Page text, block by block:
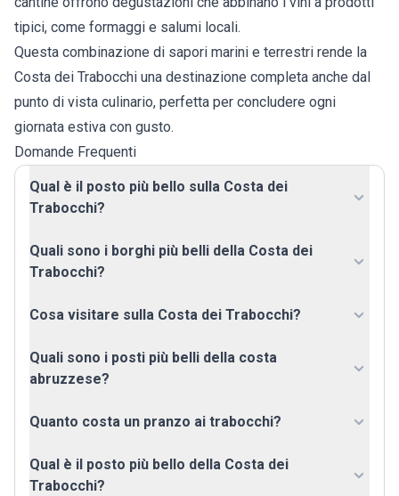
tipici, come formaggi e salumi locali.
Questa combinazione di sapori marini e terrestri rende la
Costa dei Trabocchi una destinazione completa anche dal
punto di vista culinario, perfetta per concludere ogni
giornata estiva con gusto.
Domande Frequenti
Qual è il posto più bello sulla Costa dei
Trabocchi?
Quali sono i borghi più belli della Costa dei
Trabocchi?
Cosa visitare sulla Costa dei Trabocchi?
Quali sono i posti più belli della costa
abruzzese?
Quanto costa un pranzo ai trabocchi?
Qual è il posto più bello della Costa dei
Trabocchi?